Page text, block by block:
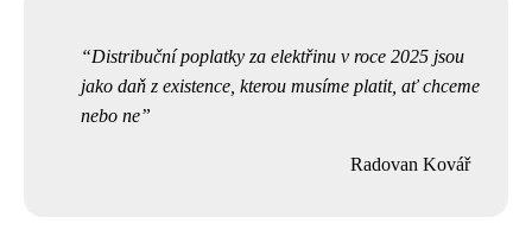
Distribuční poplatky za elektřinu v roce 2025 jsou
jako daň z existence, kterou musíme platit, ať chceme
nebo ne
Radovan Kovář